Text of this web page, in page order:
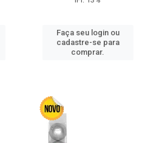
Faça seu login ou
cadastre-se para
comprar.